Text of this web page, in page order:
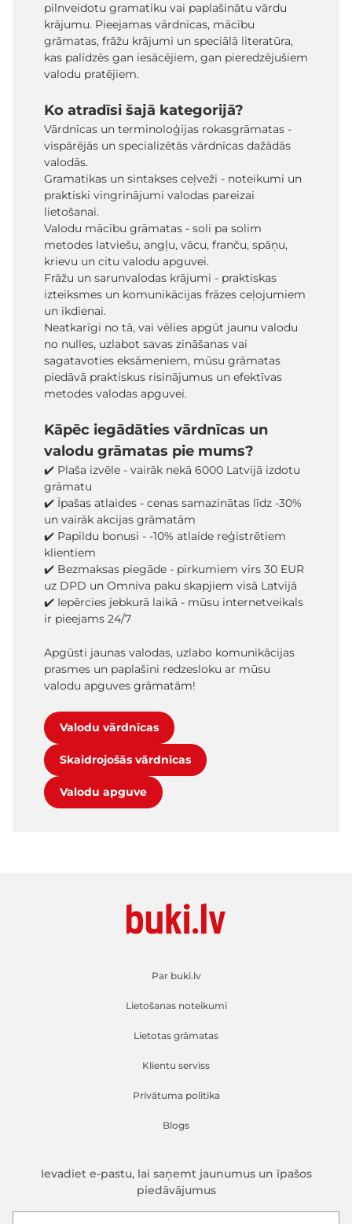
pilnveidotu gramatiku vai paplašinātu vārdu
krājumu. Pieejamas vārdnīcas, mācību
grāmatas, frāžu krājumi un speciālā literatūra,
kas palīdzēs gan iesācējiem, gan pieredzējušiem
valodu pratējiem.
Ko atradīsi šajā kategorijā?
Vārdnīcas un terminoloģijas rokasgrāmatas -
vispārējās un specializētās vārdnīcas dažādās
valodās.
Gramatikas un sintakses ceļveži - noteikumi un
praktiski vingrinājumi valodas pareizai
lietošanai.
Valodu mācību grāmatas - soli pa solim
metodes latviešu, angļu, vācu, franču, spāņu,
krievu un citu valodu apguvei.
Frāžu un sarunvalodas krājumi - praktiskas
izteiksmes un komunikācijas frāzes ceļojumiem
un ikdienai.
Neatkarīgi no tā, vai vēlies apgūt jaunu valodu
no nulles, uzlabot savas zināšanas vai
sagatavoties eksāmeniem, mūsu grāmatas
piedāvā praktiskus risinājumus un efektīvas
metodes valodas apguvei.
Kāpēc iegādāties vārdnīcas un
valodu grāmatas pie mums?
✔️ Plaša izvēle - vairāk nekā 6000 Latvijā izdotu
grāmatu
✔️ Īpašas atlaides - cenas samazinātas līdz -30%
un vairāk akcijas grāmatām
✔️ Papildu bonusi - -10% atlaide reģistrētiem
klientiem
✔️ Bezmaksas piegāde - pirkumiem virs 30 EUR
uz DPD un Omniva paku skapjiem visā Latvijā
✔️ Iepērcies jebkurā laikā - mūsu internetveikals
ir pieejams 24/7
Apgūsti jaunas valodas, uzlabo komunikācijas
prasmes un paplašini redzesloku ar mūsu
valodu apguves grāmatām!
Valodu vārdnīcas
Skaidrojošās vārdnīcas
Valodu apguve
Par buki.lv
Lietošanas noteikumi
Lietotas grāmatas
Klientu serviss
Privātuma politika
Blogs
Ievadiet e-pastu, lai saņemt jaunumus un īpašos
piedāvājumus